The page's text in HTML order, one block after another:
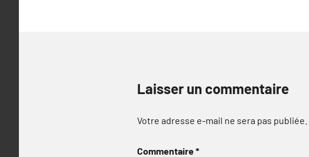
Laisser un commentaire
Votre adresse e-mail ne sera pas publiée.
Commentaire*